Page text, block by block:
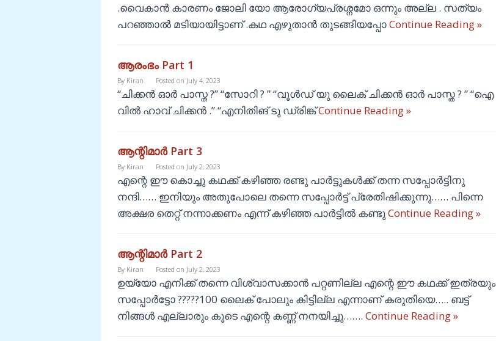
.വൈകാൻ കാരണം ജോലി യോ ആരോഗ്യപ്രശ്നമോ ഒന്നും അല്ല . സത്യം
പറഞ്ഞാൽ മടിയായിട്ടാണ് .കഥ എഴുതാൻ തുടങ്ങിയപ്പോContinue Reading »
ആരംഭം Part 1
By Kiran Posted on July 4, 2023
“ചിക്കൻ ഓർ പാസ്ത ?” “സോറി ? ” “വൂൾഡ് യു ലൈക് ചിക്കൻ ഓർ പാസ്ത ? ” “ഐ
വിൽ ഹാവ് ചിക്കൻ .” “എനിതിങ് ടു ഡ്രിങ്ക്Continue Reading »
ആന്റിമാർ Part 3
By Kiran Posted on July 2, 2023
എന്റെ ഈ കൊച്ചു കഥക്ക് കഴിഞ്ഞ രണ്ടു പാർട്ടുകൾക്ക് തന്ന സപ്പോർട്ടിനു
നന്ദി…… ഇനിയും അതുപോലെ തന്നെ സപ്പോർട്ട് പ്രേതിഷിക്കുന്നു…… പിന്നെ
അക്ഷര തെറ്റ് നന്നാക്കണം എന്ന് കഴിഞ്ഞ പാർട്ടിൽ കണ്ടുContinue Reading »
ആന്റിമാർ Part 2
By Kiran Posted on July 2, 2023
ഉയ്യോ എനിക്ക് തന്നെ വിശ്വാസക്കാൻ പറ്റണില്ല എന്റെ ഈ കഥക്ക് ഇത്രയും
സപ്പോർട്ടോ ?????100 ലൈക്‌ പോലും കിട്ടില്ല എന്നാണ് കരുതിയെ….. ബട്ട്‌
നിങ്ങൾ എല്ലാരും കൂടെ എന്റെ കണ്ണ് നനയിച്ചു……. Continue Reading »